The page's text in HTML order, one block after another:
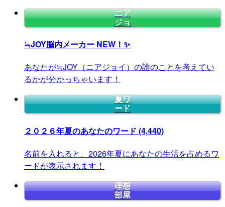
ニア
ジョ
≒JOY脳内メーカー NEW！✨
あなたが≒JOY（ニアジョイ）の誰のことを考えてい
るかが分かっちゃいます！
夏ワ
ード
２０２６年夏のあなたのワード (4,440)
名前を入れると、2026年夏にあなたの生活を占めるワ
ードが表示されます！
理想
部屋